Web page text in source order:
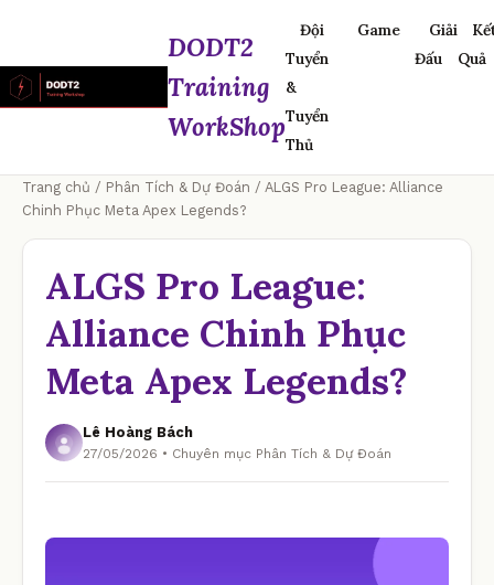
DODT2
Training
WorkShop
Đội
Tuyển
&
Tuyển
Thủ
Game
Giải
Đấu
Quả
Trang chủ / Phân Tích & Dự Đoán / ALGS Pro League: Alliance
Chinh Phục Meta Apex Legends?
ALGS Pro League:
Alliance Chinh Phục
Meta Apex Legends?
Lê Hoàng Bách
27/05/2026 • Chuyên mục Phân Tích & Dự Đoán